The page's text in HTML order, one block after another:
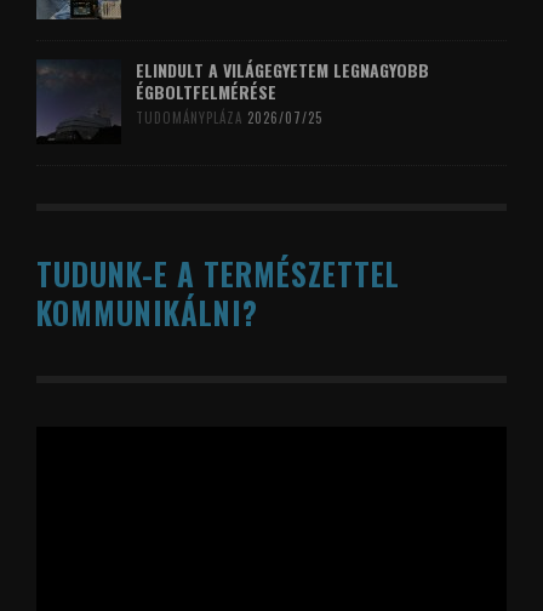
ELINDULT A VILÁGEGYETEM LEGNAGYOBB
ÉGBOLTFELMÉRÉSE
TUDOMÁNYPLÁZA 2026/07/25
TUDUNK-E A TERMÉSZETTEL
KOMMUNIKÁLNI?